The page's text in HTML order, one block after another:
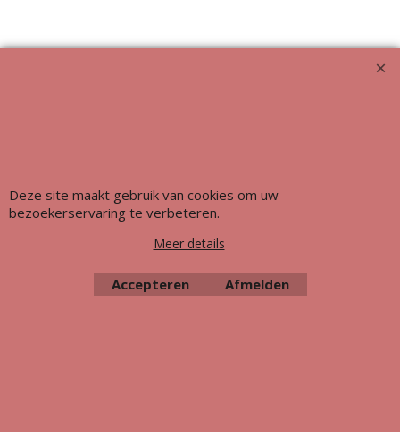
Deze site maakt gebruik van cookies om uw
bezoekerservaring te verbeteren.
Meer details
Accepteren Afmelden